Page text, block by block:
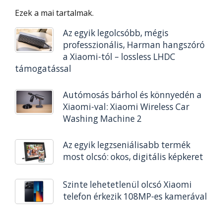
Ezek a mai tartalmak.
Az egyik legolcsóbb, mégis
professzionális, Harman hangszóró
a Xiaomi-tól – lossless LHDC
támogatással
Autómosás bárhol és könnyedén a
Xiaomi-val: Xiaomi Wireless Car
Washing Machine 2
Az egyik legzseniálisabb termék
most olcsó: okos, digitális képkeret
Szinte lehetetlenül olcsó Xiaomi
telefon érkezik 108MP-es kamerával